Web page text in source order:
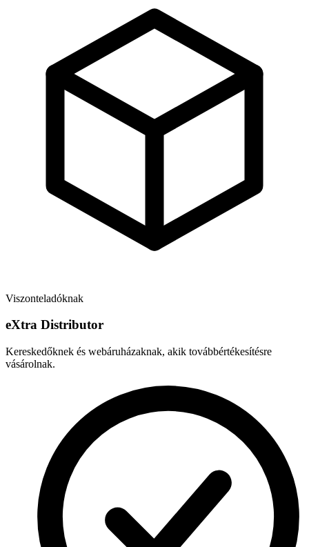
Viszonteladóknak
eXtra Distributor
Kereskedőknek és webáruházaknak, akik továbbértékesítésre
vásárolnak.